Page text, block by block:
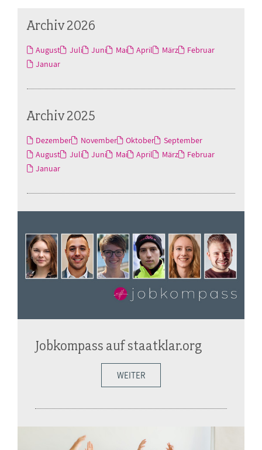
Archiv 2026
August Juli Juni Mai April März
Februar
Januar
Archiv 2025
Dezember November Oktober
September
August
Juli Juni Mai April März
Februar
Januar
Jobkompass auf staatklar.org
WEITER